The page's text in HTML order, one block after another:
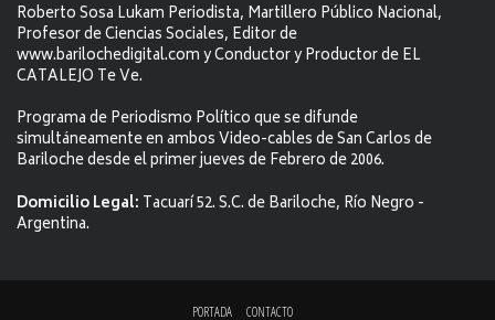
Roberto Sosa Lukam Periodista, Martillero Público Nacional,
Profesor de Ciencias Sociales, Editor de
www.barilochedigital.com y Conductor y Productor de EL
CATALEJO Te Ve.
Programa de Periodismo Político que se difunde
simultáneamente en ambos Video-cables de San Carlos de
Bariloche desde el primer jueves de Febrero de 2006.
Domicilio Legal: Tacuarí 52. S.C. de Bariloche, Río Negro -
Argentina.
PORTADA CONTACTO